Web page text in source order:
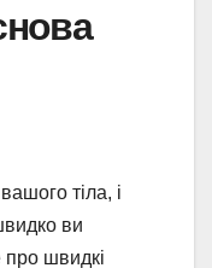
тіла, і
ви
про швидкі